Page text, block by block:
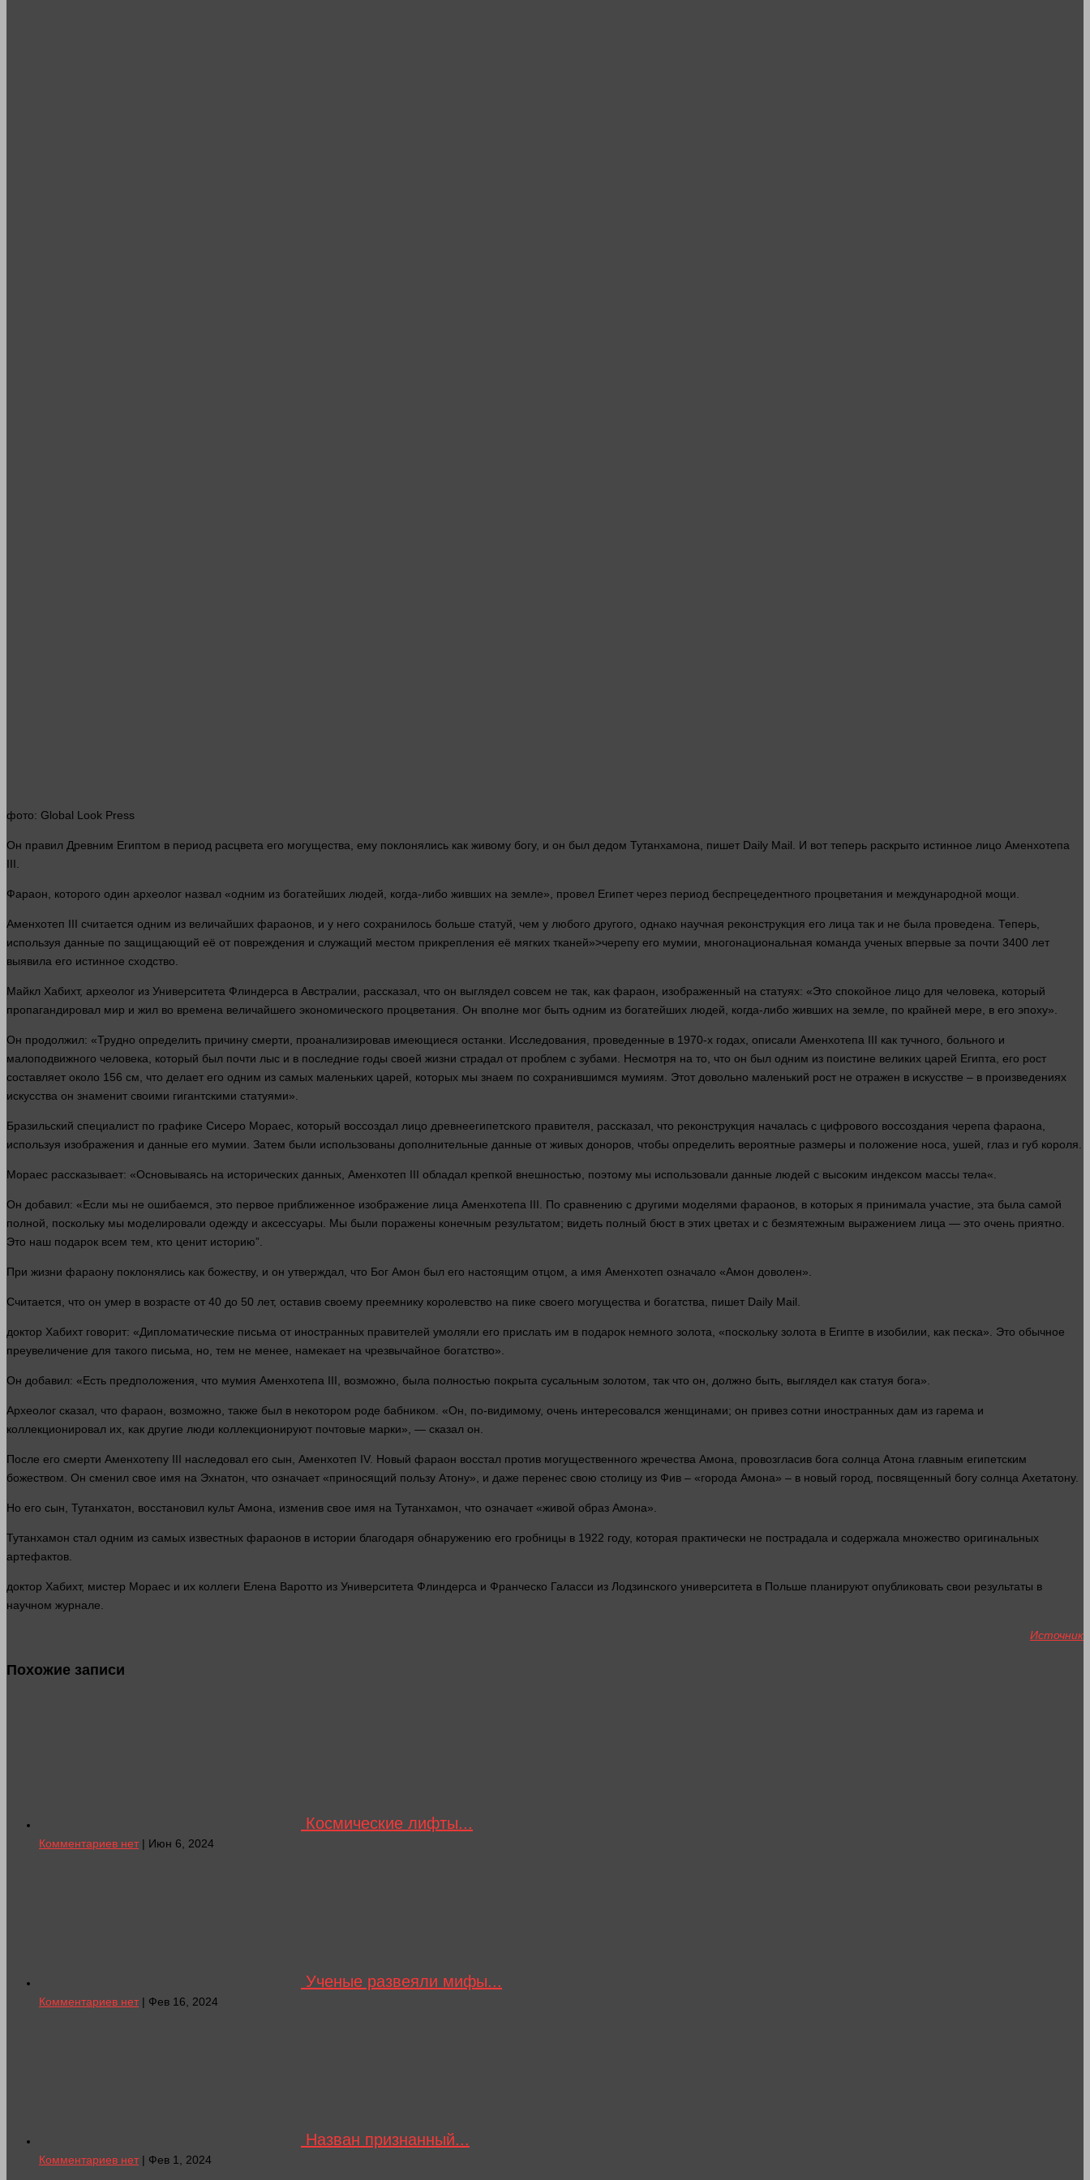
фото: Global Look Press
Он правил Древним Египтом в период расцвета его могущества, ему поклонялись как живому богу, и он был дедом Тутанхамона, пишет Daily Mail. И вот теперь раскрыто истинное лицо Аменхотепа
III.
Фараон, которого один археолог назвал «одним из богатейших людей , когда-либо живших на земле», провел Египет через период беспрецедентного процветания и международной мощи.
Аменхотеп III считается одним из величайших фараонов, и у него сохранилось больше статуй, чем у любого другого, однако научная реконструкция его лица так и не была проведена. Теперь,
используя данные по защищающий её от повреждения и служащий местом прикрепления её мягких тканей»>черепу его мумии, многонациональная команда ученых впервые за почти 3400 лет
выявила его истинное сходство.
Майкл Хабихт, археолог из Университета Флиндерса в Австралии, рассказал, что он выглядел совсем не так, как фараон, изображенный на статуях: «Это спокойное лицо для человека , который
пропагандировал мир и жил во времена величайшего экономического процветания. Он вполне мог быть одним из богатейших людей , когда-либо живших на земле, по крайней мере, в его эпоху».
Он продолжил: «Трудно определить причину смерти , проанализировав имеющиеся останки. Исследования, проведенные в 1970-х годах, описали Аменхотепа III как тучного, больного и
малоподвижного человека , который был почти лыс и в последние годы своей жизни страдал от проблем с зубами. Несмотря на то, что он был одним из поистине великих царей Египта, его рост
составляет около 156 см, что делает его одним из самых маленьких царей, которых мы знаем по сохранившимся мумиям. Этот довольно маленький рост не отражен в искусстве – в произведениях
искусства он знаменит своими гигантскими статуями».
Бразильский специалист по графике Сисеро Мораес, который воссоздал лицо древнеегипетского правителя, рассказал, что реконструкция началась с цифрового воссоздания черепа фараона,
используя изображения и данные его мумии. Затем были использованы дополнительные данные от живых доноров, чтобы определить вероятные размеры и положение носа, ушей, глаз и губ короля.
Мораес рассказывает: «Основываясь на исторических данных, Аменхотеп III обладал крепкой внешностью, поэтому мы использовали данные людей с высоким индексом массы тела«.
Он добавил: «Если мы не ошибаемся, это первое приближенное изображение лица Аменхотепа III. По сравнению с другими моделями фараонов, в которых я принимала участие, эта была самой
полной, поскольку мы моделировали одежду и аксессуары. Мы были поражены конечным результатом; видеть полный бюст в этих цветах и с безмятежным выражением лица — это очень приятно.
Это наш подарок всем тем, кто ценит историю”.
При жизни фараону поклонялись как божеству, и он утверждал, что Бог Амон был его настоящим отцом, а имя Аменхотеп означало «Амон доволен».
Считается, что он умер в возрасте от 40 до 50 лет, оставив своему преемнику королевство на пике своего могущества и богатства, пишет Daily Mail.
доктор Хабихт говорит: «Дипломатические письма от иностранных правителей умоляли его прислать им в подарок немного золота, «поскольку золота в Египте в изобилии, как песка». Это обычное
преувеличение для такого письма, но, тем не менее, намекает на чрезвычайное богатство».
Он добавил: «Есть предположения, что мумия Аменхотепа III, возможно, была полностью покрыта сусальным золотом, так что он, должно быть, выглядел как статуя бога».
Археолог сказал , что фараон, возможно, также был в некотором роде бабником. «Он, по-видимому, очень интересовался женщинами; он привез сотни иностранных дам из гарема и
коллекционировал их, как другие люди коллекционируют почтовые марки», — сказал он.
После его смерти Аменхотепу III наследовал его сын, Аменхотеп IV. Новый фараон восстал против могущественного жречества Амона, провозгласив бога солнца Атона главным египетским
божеством. Он сменил свое имя на Эхнатон, что означает «приносящий пользу Атону», и даже перенес свою столицу из Фив – «города Амона» – в новый город , посвященный богу солнца Ахетатону.
Но его сын, Тутанхатон, восстановил культ Амона, изменив свое имя на Тутанхамон, что означает «живой образ Амона».
Тутанхамон стал одним из самых известных фараонов в истории благодаря обнаружению его гробницы в 1922 году, которая практически не пострадала и содержала множество оригинальных
артефактов.
доктор Хабихт, мистер Мораес и их коллеги Елена Варотто из Университета Флиндерса и Франческо Галасси из Лодзинского университета в Польше планируют опубликовать свои результаты в
научном журнале.
Источник
Похожие записи
Космические лифты...
Комментариев нет| Июн 6, 2024
Ученые развеяли мифы...
Комментариев нет| Фев 16, 2024
Назван признанный...
Комментариев нет| Фев 1, 2024